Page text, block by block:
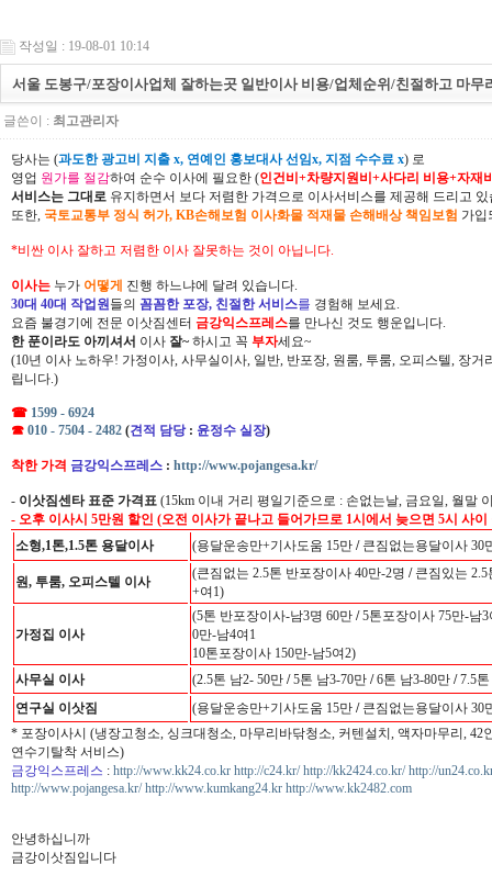
작성일 : 19-08-01 10:14
서울 도봉구/포장이사업체 잘하는곳 일반이사 비용/업체순위/친절하고 마무
글쓴이 : 최고관리자
당사는 (과도한 광고비 지출 x, 연예인 홍보대사 선임x, 지점 수수료 x) 로
영업 원가를 절감하여 순수 이사에 필요한 (인건비+차량지원비+사다리 비용+자재
서비스는 그대로 유지하면서 보다 저렴한 가격으로 이사서비스를 제공해 드리고 있
또한, 국토교통부 정식 허가, KB손해보험 이사화물 적재물 손해배상 책임보험 가입
*비싼 이사 잘하고 저렴한 이사 잘못하는 것이 아닙니다.
이사는 누가 어떻게 진행 하느냐에 달려 있습니다.
30대 40대 작업원들의 꼼꼼한 포장, 친절한 서비스를 경험해 보세요.
요즘 불경기에 전문 이삿짐센터 금강익스프레스를 만나신 것도 행운입니다.
한 푼이라도 아끼셔서 이사 잘~ 하시고 꼭 부자세요~
(10년 이사 노하우! 가정이사, 사무실이사, 일반, 반포장, 원룸, 투룸, 오피스텔, 장
립니다.)
☎ 1599 - 6924
☎ 010 - 7504 - 2482 (견적 담당 : 윤정수 실장)
착한 가격 금강익스프레스 : http://www.pojangesa.kr/
- 이삿짐센타 표준 가격표 (15km 이내 거리 평일기준으로 : 손없는날, 금요일, 월말
- 오후 이사시 5만원 할인 (오전 이사가 끝나고 들어가므로 1시에서 늦으면 5시 사
소형,1톤,1.5톤 용달이사
(용달운송만+기사도움 15만 /큰짐없는용달이사 30
원, 투룸, 오피스텔 이사
(큰짐없는 2.5톤 반포장이사 40만-2명 /큰짐있는 2.5
+여1)
가정집 이사
(5톤 반포장이사-남3명 60만 /5톤포장이사 75만-남3
0만-남4여1
10톤포장이사 150만-남5여2)
사무실 이사
(2.5톤 남2- 50만 /5톤 남3-70만 /6톤 남3-80만 /7.5톤
연구실 이삿짐
(용달운송만+기사도움 15만 /큰짐없는용달이사 30
* 포장이사시 (냉장고청소, 싱크대청소, 마무리바닦청소, 커텐설치, 액자마무리,
연수기탈착 서비스)
금강익스프레스 : http://www.kk24.co.kr http://c24.kr/ http://kk2424.co.kr/ http://
http://www.pojangesa.kr/ http://www.kumkang24.kr http://www.kk2482.com
안녕하십니까
금강이삿짐입니다